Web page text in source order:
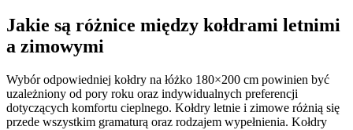
Jakie są różnice między kołdrami letnimi
a zimowymi
Wybór odpowiedniej kołdry na łóżko 180×200 cm powinien być
uzależniony od pory roku oraz indywidualnych preferencji
dotyczących komfortu cieplnego. Kołdry letnie i zimowe różnią się
przede wszystkim gramaturą oraz rodzajem wypełnienia. Kołdry